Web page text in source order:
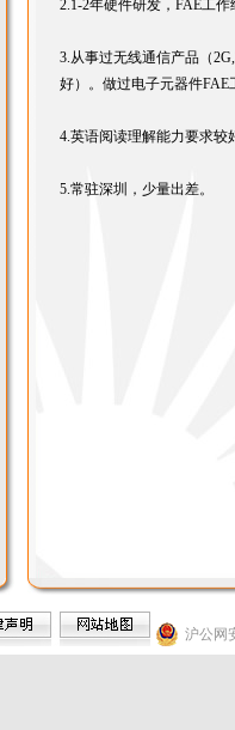
2.1-2年硬件研发，FAE工作
3.从事过无线通信产品（
好）。做过电子元器件FAE
4.英语阅读理解能力要求较
5.常驻深圳，少量出差。
沪公网